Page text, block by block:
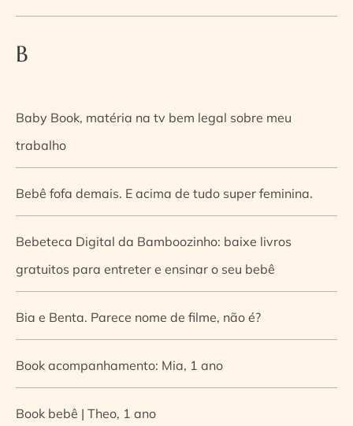
B
Baby Book, matéria na tv bem legal sobre meu
trabalho
Bebê fofa demais. E acima de tudo super feminina.
Bebeteca Digital da Bamboozinho: baixe livros
gratuitos para entreter e ensinar o seu bebê
Bia e Benta. Parece nome de filme, não é?
Book acompanhamento: Mia, 1 ano
Book bebê | Theo, 1 ano